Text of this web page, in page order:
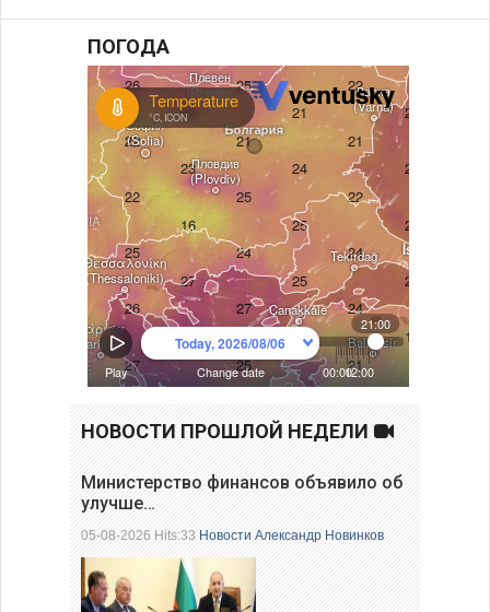
ПОГОДА
НОВОСТИ ПРОШЛОЙ НЕДЕЛИ
Министерство финансов объявило об
улучше…
05-08-2026 Hits:33Новости Александр Новинков